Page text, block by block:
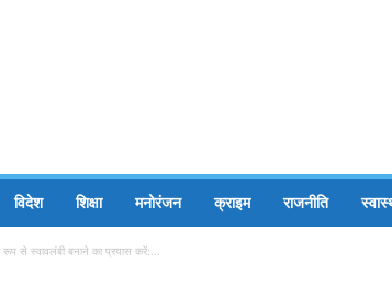
विदेश शिक्षा मनोरंजन क्राइम राजनीति
रूप से स्वावलंबी बनाने का प्रयास करें:...